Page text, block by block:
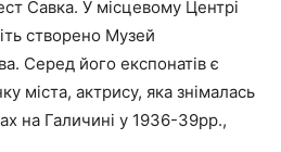
Савка. У місцевому Центрі
створено Музей
Серед його експонатів є
міста, актрису, яка знімалась
на Галичині у 1936-39рр.,